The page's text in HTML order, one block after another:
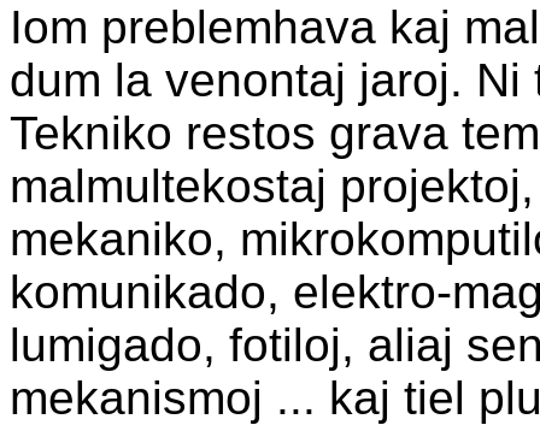
Iom preblemhava kaj
dum la venontaj jaroj.
Tekniko restos grava
malmultekostaj
mekaniko,
komunikado, elektro-
lumigado, fotiloj, aliaj
mekanismoj ... kaj tiel